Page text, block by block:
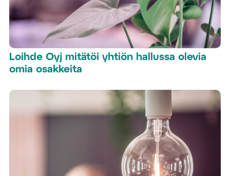
Loihde Oyj mitätöi yhtiön hallussa olevia
omia osakkeita